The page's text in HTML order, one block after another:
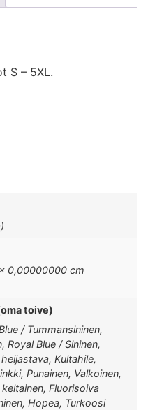
S – 5XL.
0,00000000 cm
toive)
/ Tummansininen,
Royal Blue / Sininen,
Kultahile,
Punainen, Valkoinen,
Fluorisoiva
Hopea, Turkoosi